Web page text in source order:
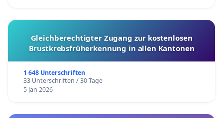
Gleichberechtigter Zugang zur kostenlosen
Brustkrebsfrüherkennung in allen Kantonen
1 648 Unterschriften
33 Unterschriften / 30 Tage
5 Jan 2026